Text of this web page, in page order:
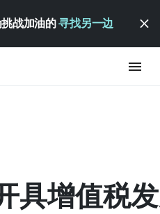
战加油的寻找另一边
具增值税